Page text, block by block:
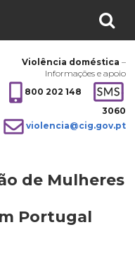
Violência doméstica –
Informações e apoio
800 202 148
3060
violencia@cig.gov.pt
de Mulheres
Portugal